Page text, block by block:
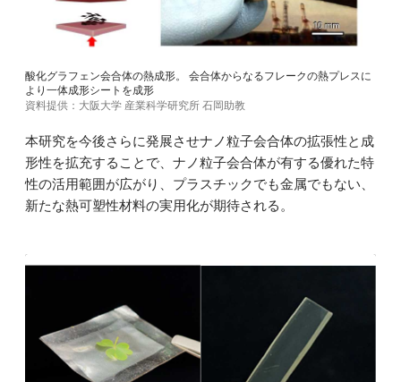
酸化グラフェン会合体の熱成形。 会合体からなるフレークの熱プレスに
より一体成形シートを成形
資料提供：大阪大学 産業科学研究所 石岡助教
本研究を今後さらに発展させナノ粒子会合体の拡張性と成
形性を拡充することで、ナノ粒子会合体が有する優れた特
性の活用範囲が広がり、プラスチックでも金属でもない、
新たな熱可塑性材料の実用化が期待される。